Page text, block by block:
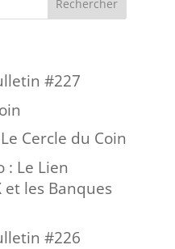
#227
Cercle du Coin
: Le Lien
les Banques
#226